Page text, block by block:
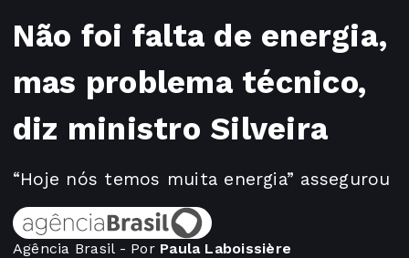
Não foi falta de energia,
mas problema técnico,
diz ministro Silveira
“Hoje nós temos muita energia” assegurou
Agência Brasil - Por Paula Laboissière